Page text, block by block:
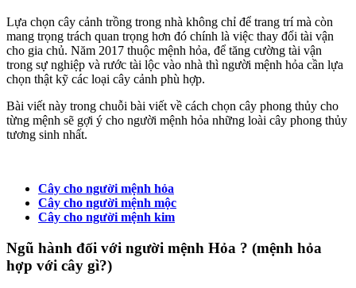
Lựa chọn cây cảnh trồng trong nhà không chỉ để trang trí mà còn
mang trọng trách quan trọng hơn đó chính là việc thay đổi tài vận
cho gia chủ. Năm 2017 thuộc mệnh hỏa, để tăng cường tài vận
trong sự nghiệp và rước tài lộc vào nhà thì người mệnh hỏa cần lựa
chọn thật kỹ các loại cây cảnh phù hợp.
Bài viết này trong chuỗi bài viết về cách chọn cây phong thủy cho
từng mệnh sẽ gợi ý cho người mệnh hỏa những loài cây phong thủy
tương sinh nhất.
Cây cho người mệnh hỏa
Cây cho người mệnh mộc
Cây cho người mệnh kim
Ngũ hành đối với người mệnh Hỏa ? (mệnh hỏa
hợp với cây gì?)